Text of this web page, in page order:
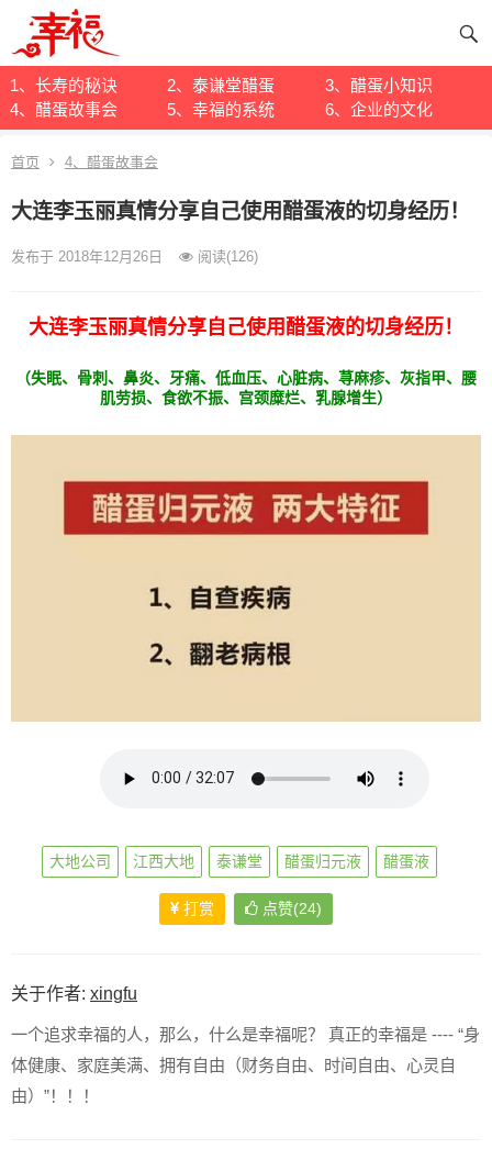
1、长寿的秘诀 2、泰谦堂醋蛋
3、醋蛋小知识
4、醋蛋故事会
5、幸福的系统 6、企业的文化
首页 4、醋蛋故事会
大连李玉丽真情分享自己使用醋蛋液的切身经历！
发布于 2018年12月26日 阅读(126)
大连李玉丽真情分享自己使用醋蛋液的切身经历！
（失眠、骨刺、鼻炎、牙痛、低血压、心脏病、荨麻疹、灰指甲、腰
肌劳损、食欲不振、宫颈糜烂、乳腺增生）
大地公司 江西大地 泰谦堂 醋蛋归元液 醋蛋液
打赏 点赞(24)
关于作者: xingfu
一个追求幸福的人，那么，什么是幸福呢？ 真正的幸福是 ---- “身
体健康、家庭美满、拥有自由（财务自由、时间自由、心灵自
由）”！！！